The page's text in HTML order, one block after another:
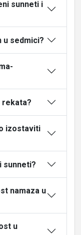
sunneti i
u sedmici?
rekata?
izostaviti
sunneti?
namaza u
u